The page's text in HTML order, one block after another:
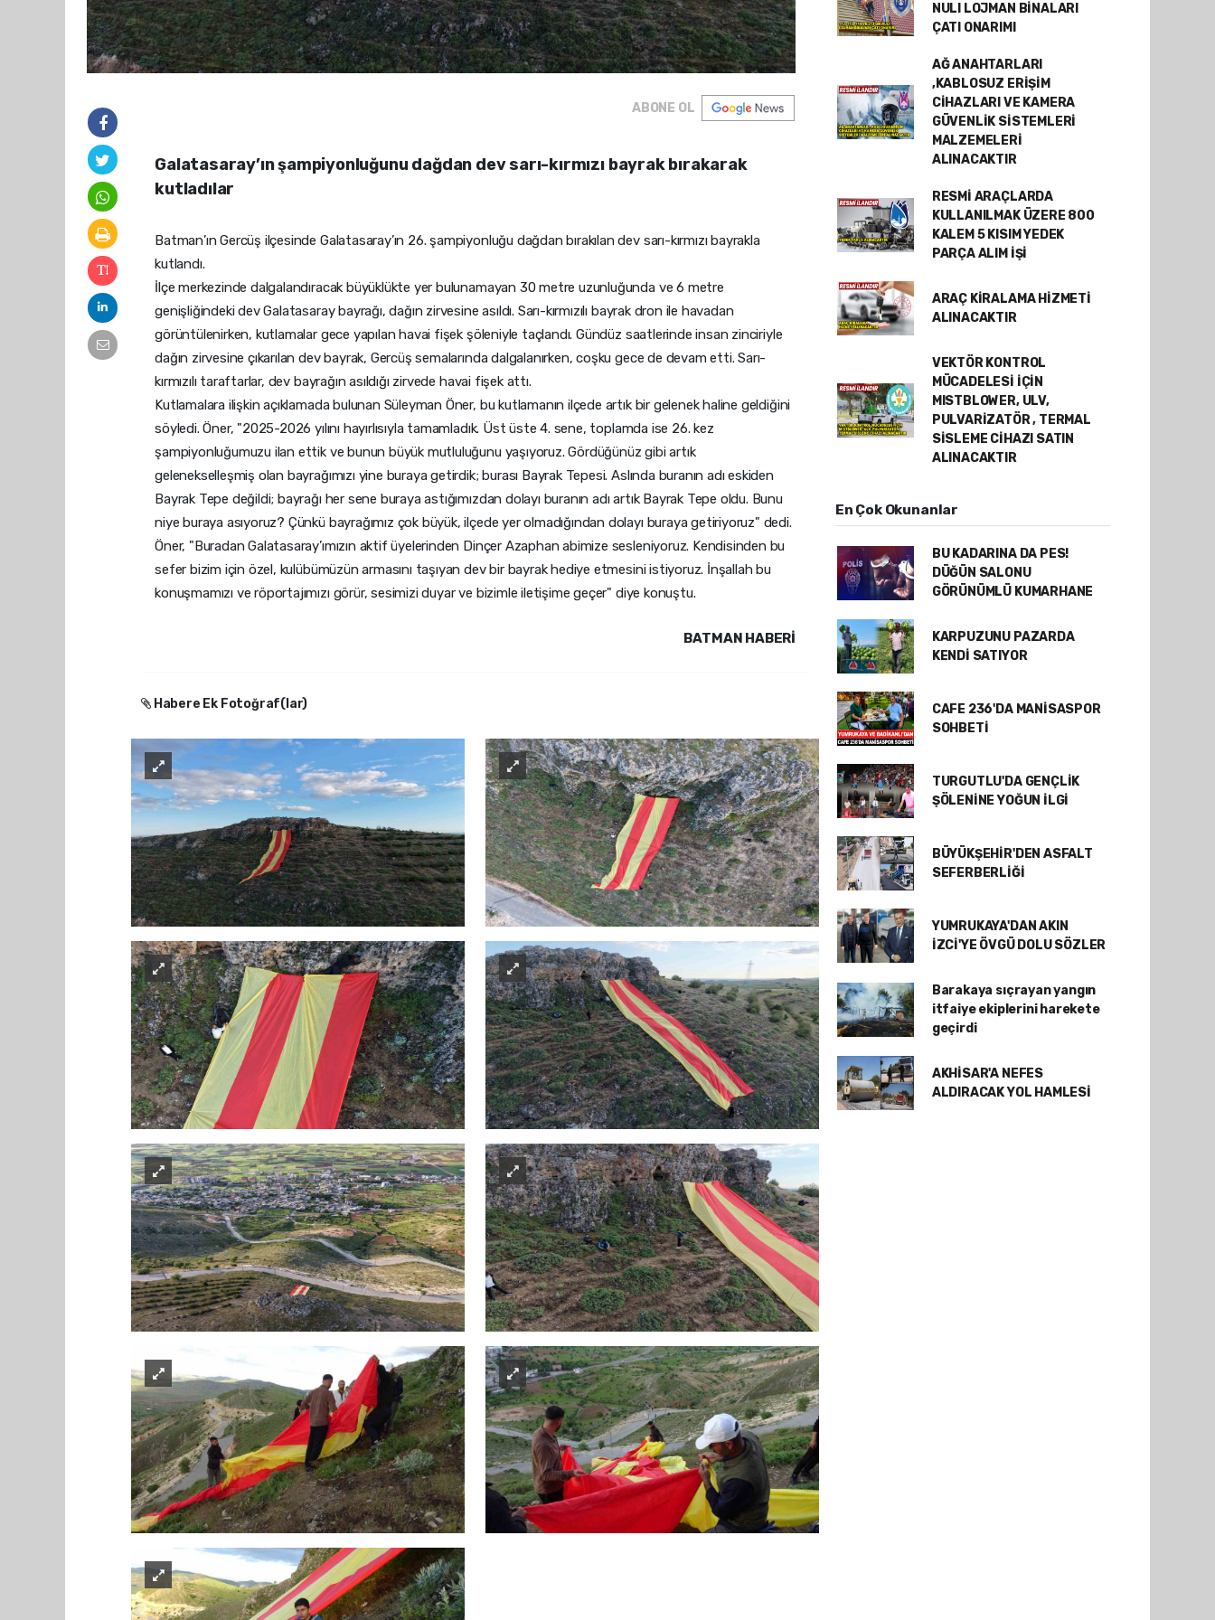
ABONE OL
Galatasaray’ın şampiyonluğunu dağdan dev sarı-kırmızı bayrak bırakarak
kutladılar
Batman’ın Gercüş ilçesinde Galatasaray’ın 26. şampiyonluğu dağdan bırakılan dev sarı-kırmızı bayrakla
kutlandı.
İlçe merkezinde dalgalandıracak büyüklükte yer bulunamayan 30 metre uzunluğunda ve 6 metre
genişliğindeki dev Galatasaray bayrağı, dağın zirvesine asıldı. Sarı-kırmızılı bayrak dron ile havadan
görüntülenirken, kutlamalar gece yapılan havai fişek şöleniyle taçlandı. Gündüz saatlerinde insan zinciriyle
dağın zirvesine çıkarılan dev bayrak, Gercüş semalarında dalgalanırken, coşku gece de devam etti. Sarı-
kırmızılı taraftarlar, dev bayrağın asıldığı zirvede havai fişek attı.
Kutlamalara ilişkin açıklamada bulunan Süleyman Öner, bu kutlamanın ilçede artık bir gelenek haline geldiğini
söyledi. Öner, "2025-2026 yılını hayırlısıyla tamamladık. Üst üste 4. sene, toplamda ise 26. kez
şampiyonluğumuzu ilan ettik ve bunun büyük mutluluğunu yaşıyoruz. Gördüğünüz gibi artık
gelenekselleşmiş olan bayrağımızı yine buraya getirdik; burası Bayrak Tepesi. Aslında buranın adı eskiden
Bayrak Tepe değildi; bayrağı her sene buraya astığımızdan dolayı buranın adı artık Bayrak Tepe oldu. Bunu
niye buraya asıyoruz? Çünkü bayrağımız çok büyük, ilçede yer olmadığından dolayı buraya getiriyoruz" dedi.
Öner, "Buradan Galatasaray’ımızın aktif üyelerinden Dinçer Azaphan abimize sesleniyoruz. Kendisinden bu
sefer bizim için özel, kulübümüzün armasını taşıyan dev bir bayrak hediye etmesini istiyoruz. İnşallah bu
konuşmamızı ve röportajımızı görür, sesimizi duyar ve bizimle iletişime geçer" diye konuştu.
BATMAN HABERİ
Habere Ek Fotoğraf(lar)
NULI LOJMAN BİNALARI
ÇATI ONARIMI
AĞ ANAHTARLARI
,KABLOSUZ ERİŞİM
CİHAZLARI VE KAMERA
GÜVENLİK SİSTEMLERİ
MALZEMELERİ
ALINACAKTIR
RESMİ ARAÇLARDA
KULLANILMAK ÜZERE 800
KALEM 5 KISIM YEDEK
PARÇA ALIM İŞİ
ARAÇ KİRALAMA HİZMETİ
ALINACAKTIR
VEKTÖR KONTROL
MÜCADELESİ İÇİN
MISTBLOWER, ULV,
PULVARİZATÖR , TERMAL
SİSLEME CİHAZI SATIN
ALINACAKTIR
En Çok Okunanlar
BU KADARINA DA PES!
DÜĞÜN SALONU
GÖRÜNÜMLÜ KUMARHANE
KARPUZUNU PAZARDA
KENDİ SATIYOR
CAFE 236'DA MANİSASPOR
SOHBETİ
TURGUTLU'DA GENÇLİK
ŞÖLENİNE YOĞUN İLGİ
BÜYÜKŞEHİR'DEN ASFALT
SEFERBERLİĞİ
YUMRUKAYA'DAN AKIN
İZCİ'YE ÖVGÜ DOLU SÖZLER
Barakaya sıçrayan yangın
itfaiye ekiplerini harekete
geçirdi
AKHİSAR'A NEFES
ALDIRACAK YOL HAMLESİ